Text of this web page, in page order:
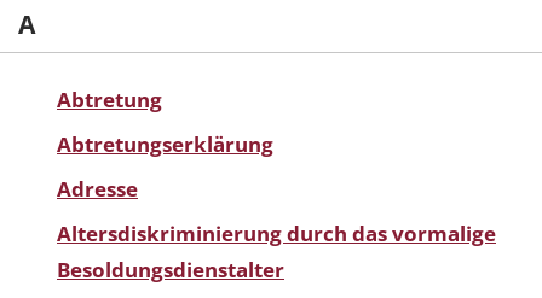
A
Abtretung
Abtretungserklärung
Adresse
Altersdiskriminierung durch das vormalige
Besoldungsdienstalter